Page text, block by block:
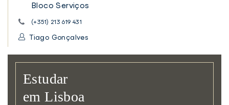
Bloco Serviços
(+351) 213 619 431
Tiago Gonçalves
Estudar
em Lisboa